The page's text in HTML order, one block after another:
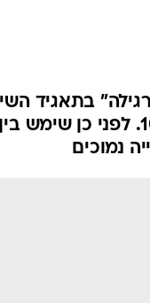
בתאגיד
החדש. בתפקידו האחרון אסולין היה עורך "לילה כלכלי" בערוץ 10. לפני כן שימש
נמוכים